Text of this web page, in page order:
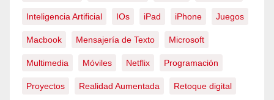
Inteligencia Artificial IOs iPad iPhone Juegos
Macbook Mensajería de Texto Microsoft
Multimedia Móviles Netflix Programación
Proyectos Realidad Aumentada Retoque digital